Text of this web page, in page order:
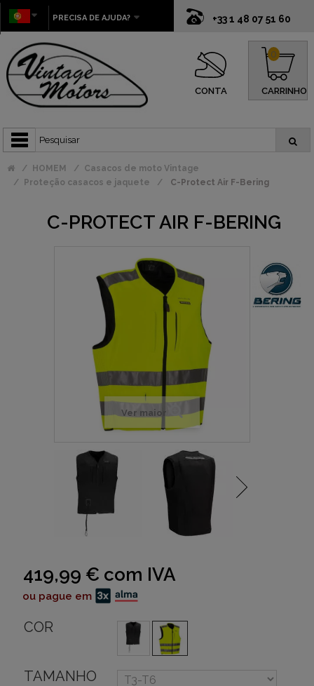
+33 1 48 07 51 60
PRECISA DE AJUDA?
CONTA CARRINHO
0
HOMEM
Casacos de moto Vintage
Proteção casacos e jaquete
C-Protect Air F-Bering
C-PROTECT AIR F-BERING
Ver maior
419,99 € com IVA
ou pague em
COR
TAMANHO